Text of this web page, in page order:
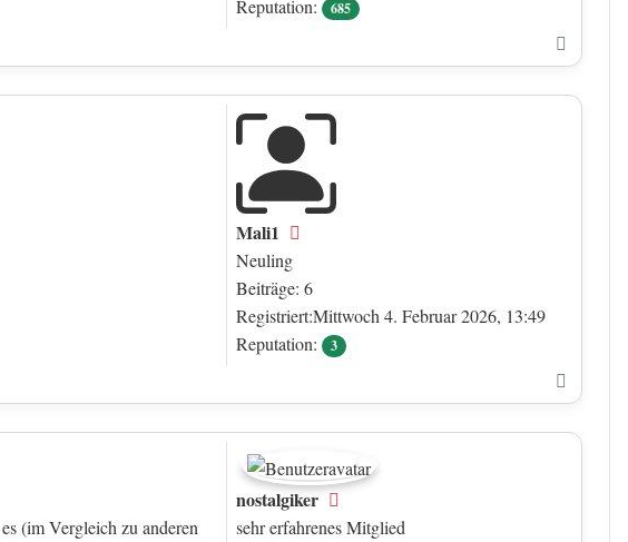
Reputation:
685
Mali1
Neuling
Beiträge: 6
Registriert:Mittwoch 4. Februar 2026, 13:49
Reputation:
3
nostalgiker
sehr erfahrenes Mitglied
(im Vergleich zu anderen